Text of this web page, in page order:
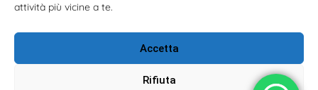
attività più vicine a te.
Accetta
Rifiuta